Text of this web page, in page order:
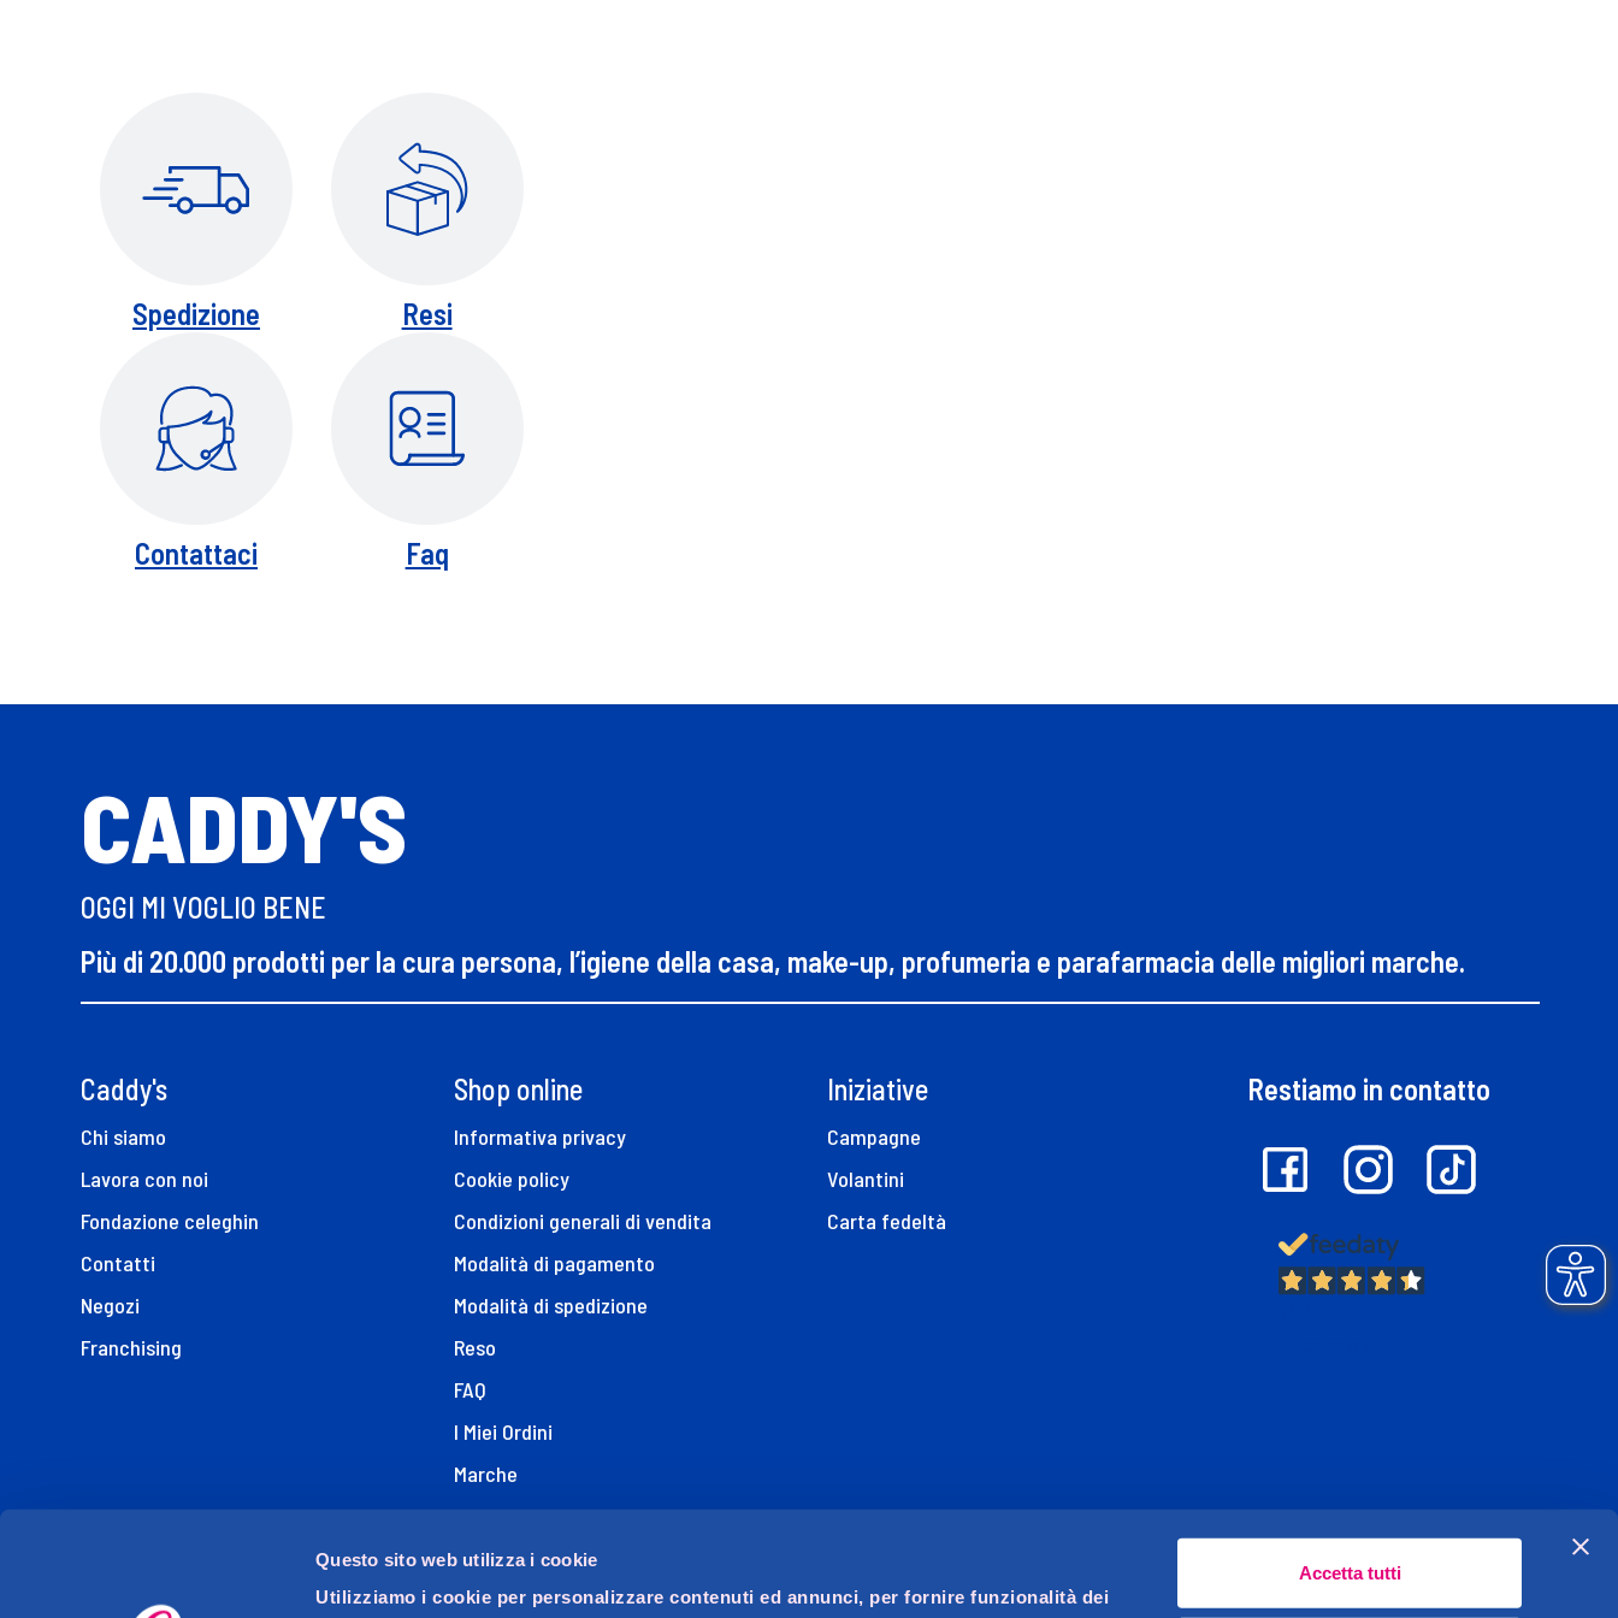
Questo sito web utilizza i cookie
Utilizziamo i cookie per personalizzare contenuti ed annunci, per fornire funzionalità dei
Accetta tutti
Spedizione Resi
Contattaci Faq
CADDY'S
OGGI MI VOGLIO BENE
Più di 20.000 prodotti per la cura persona, l’igiene della casa, make-up, profumeria e parafarmacia delle migliori marche.
Caddy's
Chi siamo
Lavora con noi
Fondazione celeghin
Contatti
Negozi
Franchising
Shop online
Informativa privacy
Cookie policy
Condizioni generali di vendita
Modalità di pagamento
Modalità di spedizione
Reso
FAQ
I Miei Ordini
Marche
Dichiarazione di Accessibilità
Iniziative
Campagne
Volantini
Carta fedeltà
Restiamo in contatto